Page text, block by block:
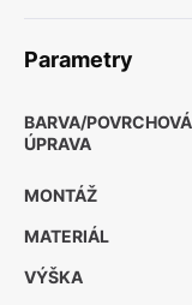
Parametry
BARVA/POVRCHOVÁ
ÚPRAVA
MONTÁŽ
MATERIÁL
VÝŠKA